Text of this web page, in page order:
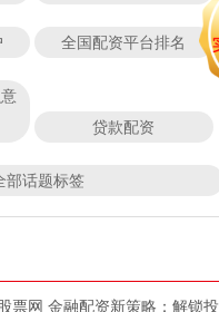
全国配资平台排名
贷款配资
部话题标签
票网 金融配资新策略：解锁投